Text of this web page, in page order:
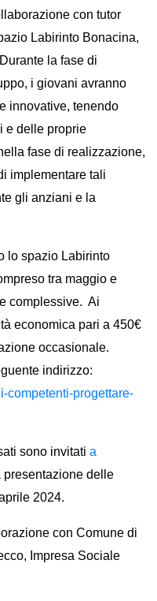
con tutor
Labirinto Bonacina,
la fase di
i giovani avranno
innovative, tenendo
e delle proprie
fase di realizzazione,
implementare tali
gli anziani e la
lo spazio Labirinto
tra maggio e
complessive. Ai
economica pari a 450€
occasionale.
indirizzo:
competenti-progettare-
sono invitati a
presentazione delle
2024.
con Comune di
Impresa Sociale